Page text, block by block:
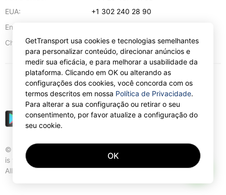
EUA:
+1 302 240 28 90
Endereço de e-mail:
Chipre:
57 Spyrou Kyprianou,Lárnaca 6051
© Gettransport International Limited. GetTransport®
is trademark of Gettransport International Limited.
All rights reserved.
EUR
GetTransport usa cookies e tecnologias semelhantes
para personalizar conteúdo, direcionar anúncios e
medir sua eficácia, e para melhorar a usabilidade da
plataforma. Clicando em OK ou alterando as
configurações dos cookies, você concorda com os
termos descritos em nossa Política de Privacidade.
Para alterar a sua configuração ou retirar o seu
consentimento, por favor atualize a configuração do
seu cookie.
OK
AI